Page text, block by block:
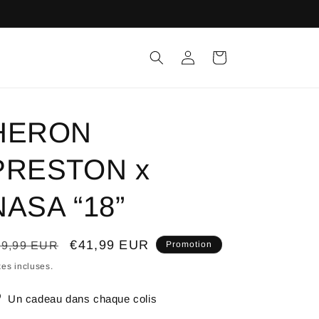
ConnexionPanier
x
“18”
EUR
Prix
€41,99 EUR Promotion
incluses.
Un cadeau dans chaque colis